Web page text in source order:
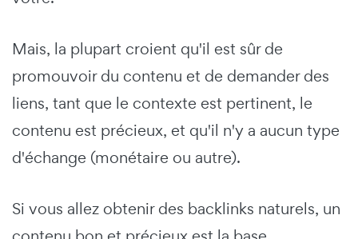
Mais, la plupart croient qu'il est sûr de
promouvoir du contenu et de demander des
liens, tant que le contexte est pertinent, le
contenu est précieux, et qu'il n'y a aucun type
d'échange (monétaire ou autre).
Si vous allez obtenir des backlinks naturels, un